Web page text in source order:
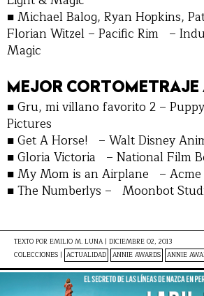
■ Michael Balog, Ryan Hopkins,
Florian Witzel – Pacific Rim –
Magic
MEJOR
■ Gru, mi villano favorito 2 –
Pictures
■ Get A Horse! – Walt Disney
■ Gloria Victoria – National Film
■ My Mom is an Airplane –
■ The Numberlys – Moonbot
TEXTO POR EMILIO M. LUNA | DICIEMBRE 02, 2013
COLECCIONES | ACTUALIDAD ANNIE AWARDS ANNIE